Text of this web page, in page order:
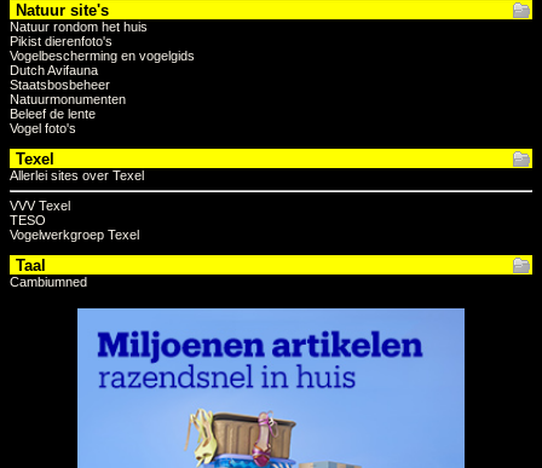
Natuur site's
Natuur rondom het huis
Pikist dierenfoto's
Vogelbescherming en vogelgids
Dutch Avifauna
Staatsbosbeheer
Natuurmonumenten
Beleef de lente
Vogel foto's
Texel
Allerlei sites over Texel
VVV Texel
TESO
Vogelwerkgroep Texel
Taal
Cambiumned